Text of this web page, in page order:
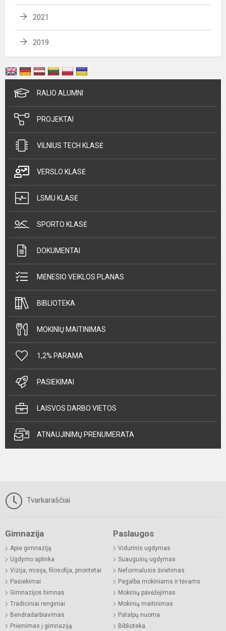
2021
2019
RALIO ALUMNI
PROJEKTAI
VILNIUS TECH KLASĖ
VERSLO KLASĖ
LSMU KLASĖ
SPORTO KLASĖ
DOKUMENTAI
MĖNESIO VEIKLOS PLANAS
BIBLIOTEKA
MOKINIŲ MAITINIMAS
1,2% PARAMA
PASIEKIMAI
LAISVOS DARBO VIETOS
ATNAUJINIMŲ PRENUMERATA
Tvarkaraščiai
Gimnazija
Apie gimnaziją
Ugdymo aplinka
Vizija, misija, filosofija, prioritetai
Pasiekimai
Gimnazijos himnas
Tradiciniai renginiai
Bendradarbiavimas
Priėmimas į gimnaziją
Paslaugos
Vidurinis ugdymas
Suaugusių ugdymas
Neformalusis švietimas
Pagalba mokiniams ir tėvams
Mokinių pavėžėjimas
Mokinių maitinimas
Patalpų nuoma
Biblioteka